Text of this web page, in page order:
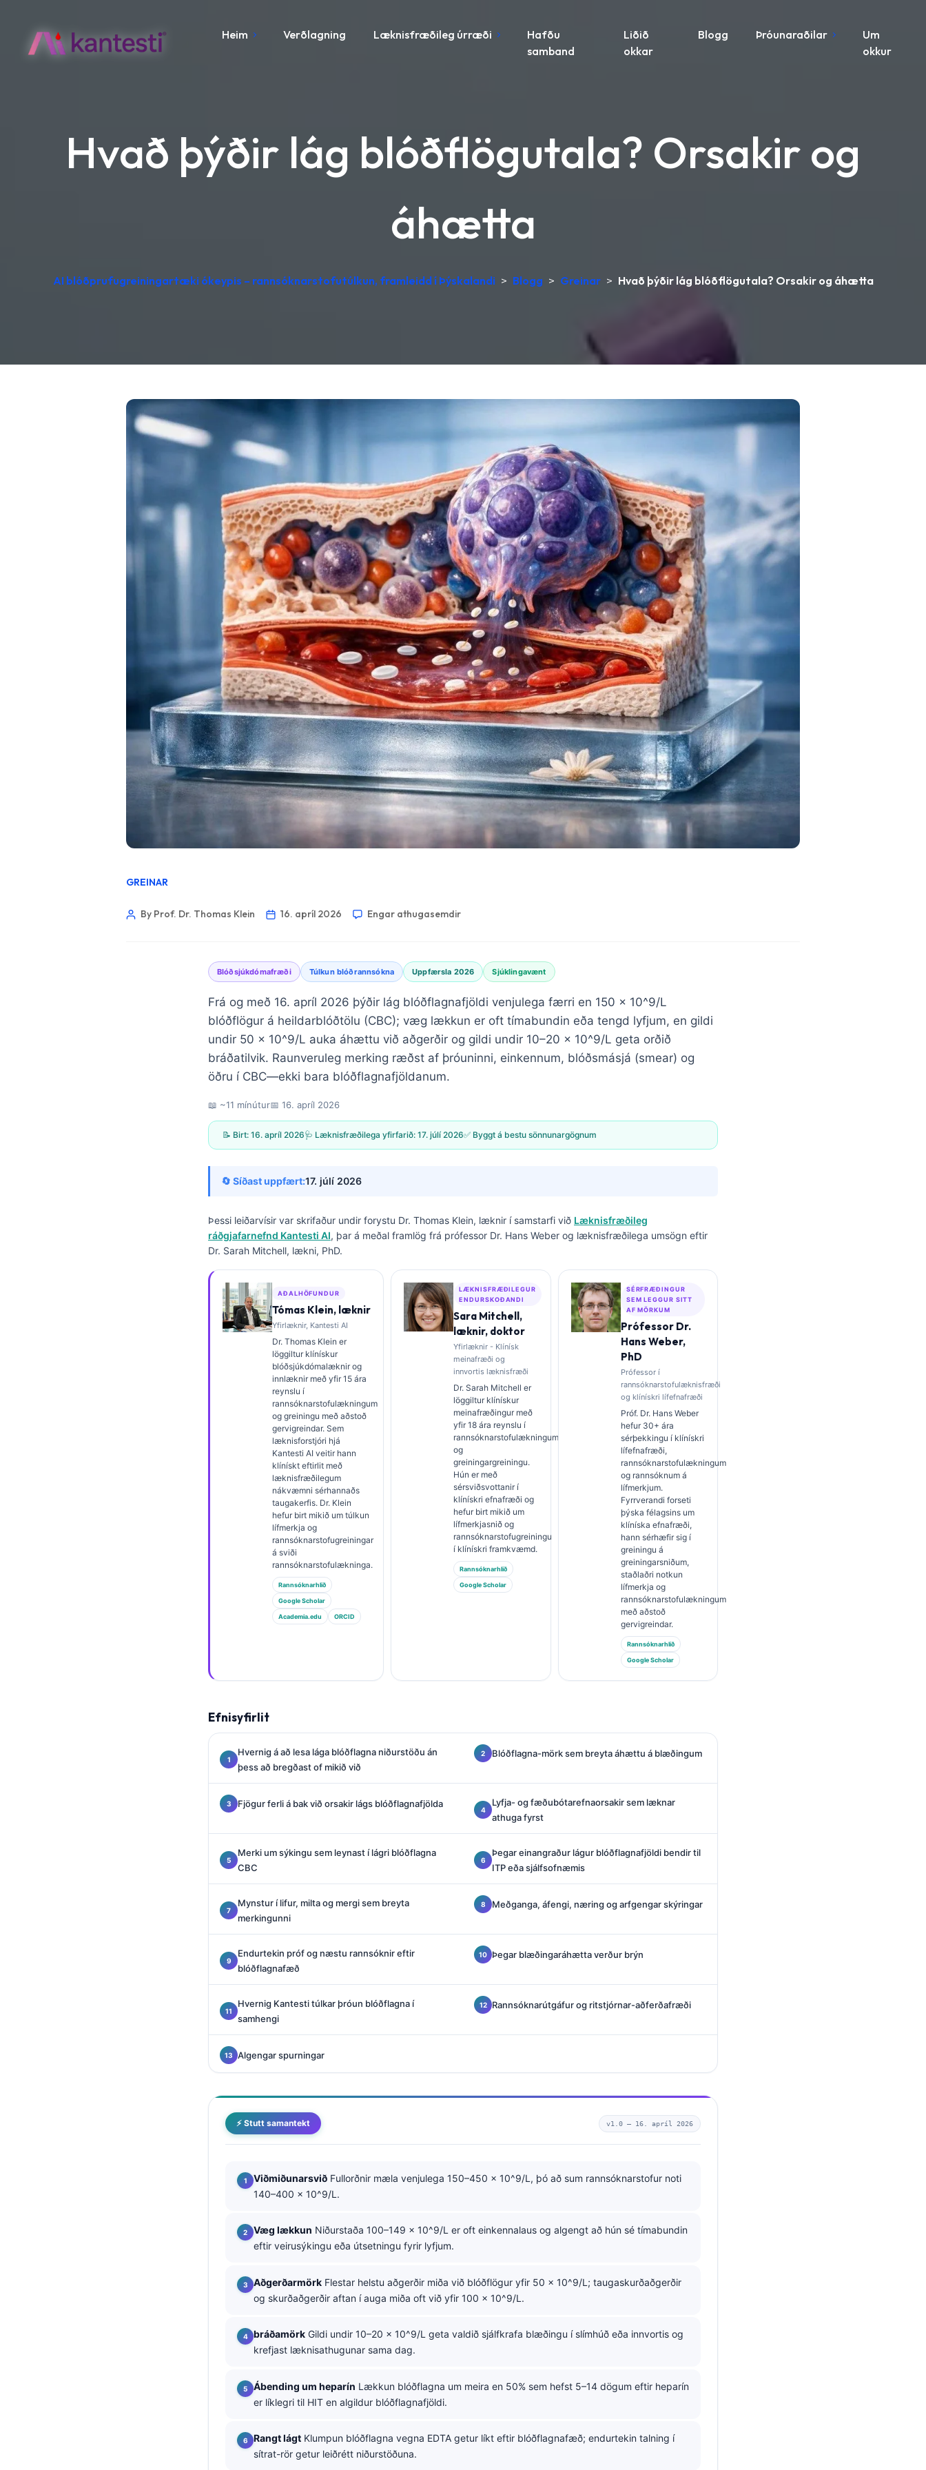
Heim Verðlagning Læknisfræðileg úrræði
Hafðu
samband
Liðið
okkar
Blogg Þróunaraðilar
Um
okkur
Hvað þýðir lág blóðflögutala? Orsakir og
áhætta
AI blóðprufugreiningartæki ókeypis – rannsóknarstofutúlkun, framleidd í Þýskalandi > Blogg > Greinar > Hvað þýðir lág blóðflögutala? Orsakir og áhætta
GREINAR
By Prof. Dr. Thomas Klein 16. apríl 2026 Engar athugasemdir
Blóðsjúkdómafræði Túlkun blóðrannsókna Uppfærsla 2026 Sjúklingavænt
Frá og með 16. apríl 2026 þýðir lág blóðflagnafjöldi venjulega færri en 150 × 10^9/L
blóðflögur á heildarblóðtölu (CBC); væg lækkun er oft tímabundin eða tengd lyfjum, en gildi
undir 50 × 10^9/L auka áhættu við aðgerðir og gildi undir 10–20 × 10^9/L geta orðið
bráðatilvik. Raunveruleg merking ræðst af þróuninni, einkennum, blóðsmásjá (smear) og
öðru í CBC—ekki bara blóðflagnafjöldanum.
📖 ~11 mínútur📅 16. apríl 2026
📝 Birt: 16. apríl 2026🩺 Læknisfræðilega yfirfarið: 17. júlí 2026✅ Byggt á bestu sönnunargögnum
🔄 Síðast uppfært:17. júlí 2026
Þessi leiðarvísir var skrifaður undir forystu Dr. Thomas Klein, læknir í samstarfi við Læknisfræðileg
ráðgjafarnefnd Kantesti AI, þar á meðal framlög frá prófessor Dr. Hans Weber og læknisfræðilega umsögn eftir
Dr. Sarah Mitchell, lækni, PhD.
AÐALHÖFUNDUR
Tómas Klein, læknir
Yfirlæknir, Kantesti AI
Dr. Thomas Klein er
löggiltur klínískur
blóðsjúkdómalæknir og
innlæknir með yfir 15 ára
reynslu í
rannsóknarstofulækningum
og greiningu með aðstoð
gervigreindar. Sem
læknisforstjóri hjá
Kantesti AI veitir hann
klínískt eftirlit með
læknisfræðilegum
nákvæmni sérhannaðs
taugakerfis. Dr. Klein
hefur birt mikið um túlkun
lífmerkja og
rannsóknarstofugreiningar
á sviði
rannsóknarstofulækninga.
Rannsóknarhlið
Google Scholar
Academia.edu ORCID
LÆKNISFRÆÐILEGUR
ENDURSKOÐANDI
Sara Mitchell,
læknir, doktor
Yfirlæknir - Klínísk
meinafræði og
innvortis læknisfræði
Dr. Sarah Mitchell er
löggiltur klínískur
meinafræðingur með
yfir 18 ára reynslu í
rannsóknarstofulækningum
og
greiningargreiningu.
Hún er með
sérsviðsvottanir í
klínískri efnafræði og
hefur birt mikið um
lífmerkjasnið og
rannsóknarstofugreiningu
í klínískri framkvæmd.
Rannsóknarhlið
Google Scholar
SÉRFRÆÐINGUR
SEM LEGGUR SITT
AF MÖRKUM
Prófessor Dr.
Hans Weber,
PhD
Prófessor í
rannsóknarstofulæknisfræði
og klínískri lífefnafræði
Próf. Dr. Hans Weber
hefur 30+ ára
sérþekkingu í klínískri
lífefnafræði,
rannsóknarstofulækningum
og rannsóknum á
lífmerkjum.
Fyrrverandi forseti
þýska félagsins um
klíníska efnafræði,
hann sérhæfir sig í
greiningu á
greiningarsniðum,
staðlaðri notkun
lífmerkja og
rannsóknarstofulækningum
með aðstoð
gervigreindar.
Rannsóknarhlið
Google Scholar
Efnisyfirlit
Hvernig á að lesa lága blóðflagna niðurstöðu án
þess að bregðast of mikið við
Blóðflagna-mörk sem breyta áhættu á blæðingum
Fjögur ferli á bak við orsakir lágs blóðflagnafjölda
Lyfja- og fæðubótarefnaorsakir sem læknar
athuga fyrst
Merki um sýkingu sem leynast í lágri blóðflagna
CBC
Þegar einangraður lágur blóðflagnafjöldi bendir til
ITP eða sjálfsofnæmis
Mynstur í lifur, milta og mergi sem breyta
merkingunni
Meðganga, áfengi, næring og arfgengar skýringar
Endurtekin próf og næstu rannsóknir eftir
blóðflagnafæð
Þegar blæðingaráhætta verður brýn
Hvernig Kantesti túlkar þróun blóðflagna í
samhengi
Rannsóknarútgáfur og ritstjórnar-aðferðafræði
Algengar spurningar
⚡ Stutt samantekt v1.0 — 16. apríl 2026
Viðmiðunarsvið Fullorðnir mæla venjulega 150–450 × 10^9/L, þó að sum rannsóknarstofur noti
140–400 × 10^9/L.
Væg lækkun Niðurstaða 100–149 × 10^9/L er oft einkennalaus og algengt að hún sé tímabundin
eftir veirusýkingu eða útsetningu fyrir lyfjum.
Aðgerðarmörk Flestar helstu aðgerðir miða við blóðflögur yfir 50 × 10^9/L; taugaskurðaðgerðir
og skurðaðgerðir aftan í auga miða oft við yfir 100 × 10^9/L.
bráðamörk Gildi undir 10–20 × 10^9/L geta valdið sjálfkrafa blæðingu í slímhúð eða innvortis og
krefjast læknisathugunar sama dag.
Ábending um heparín Lækkun blóðflagna um meira en 50% sem hefst 5–14 dögum eftir heparín
er líklegri til HIT en algildur blóðflagnafjöldi.
Rangt lágt Klumpun blóðflagna vegna EDTA getur líkt eftir blóðflagnafæð; endurtekin talning í
sítrat-rör getur leiðrétt niðurstöðuna.